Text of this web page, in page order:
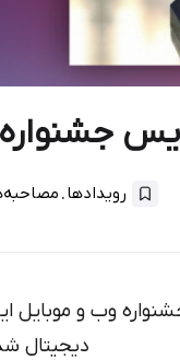
رویداد‌ها.
وب و
دیجیتال